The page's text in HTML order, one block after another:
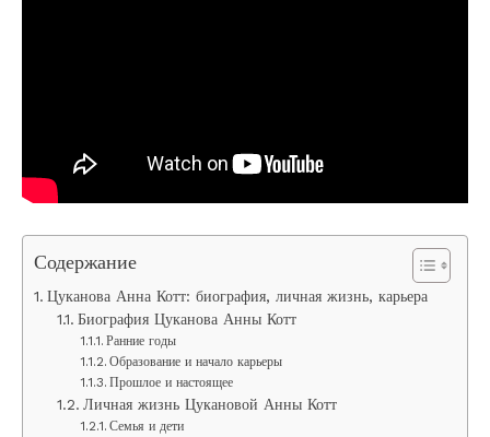
Содержание
Цуканова Анна Котт: биография, личная жизнь, карьера
Биография Цуканова Анны Котт
Ранние годы
Образование и начало карьеры
Прошлое и настоящее
Личная жизнь Цукановой Анны Котт
Семья и дети